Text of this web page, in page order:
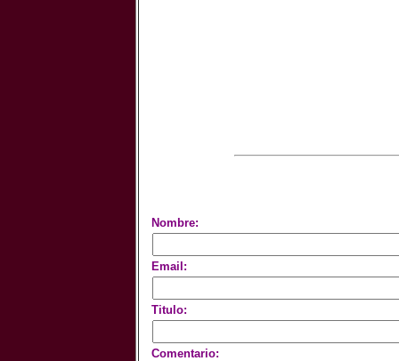
Nombre:
Email:
Titulo:
Comentario: